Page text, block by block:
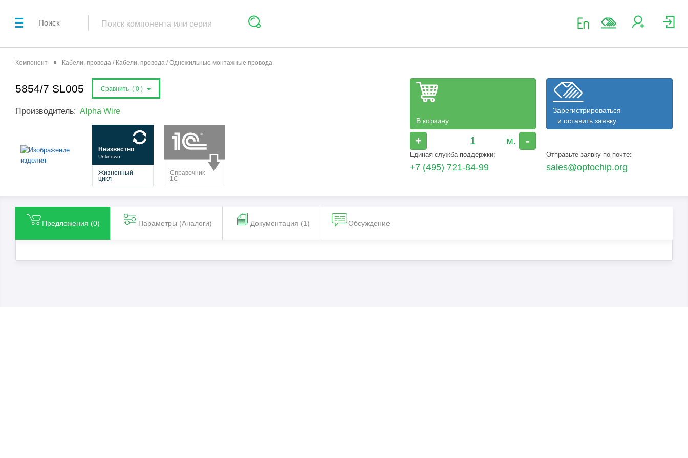
Поиск
Компонент Кабели, провода / Кабели, провода / Одножильные монтажные провода
5854/7 SL005 Сравнить ( 0 )
Производитель: Alpha Wire
В корзину
+ -
Зарегистрироваться
и оставить заявку
Единая служба поддержки:
+7 (495) 721-84-99
Отправьте заявку по почте:
sales@optochip.org
Предложения (0) Параметры (Aналоги) Документация (1) Обсуждение